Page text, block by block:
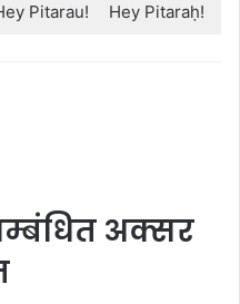
Pitarau! Hey Pitaraḥ!
अक्सर